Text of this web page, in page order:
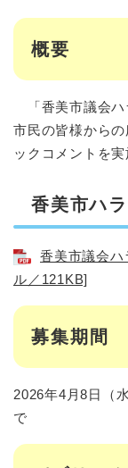
概要
「香美市議会ハ
市民の皆様から
ックコメントを実
香美市ハ
香美市議会ハ
ル／121KB]
募集期間
2026年4月8日（
で